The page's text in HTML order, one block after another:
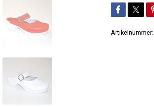
Artikelnummer: